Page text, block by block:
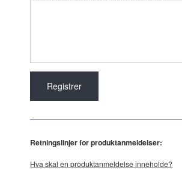
Retningslinjer for produktanmeldelser:
Hva skal en produktanmeldelse inneholde?